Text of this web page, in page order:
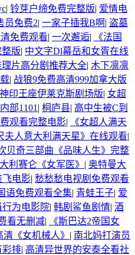
| 铃芽户缔免费完整版| 爱情电
员免费2| 一家子插我B啊 | 盗墓
免费观看| 一次邂逅|
《法国
版| 中文字Dl幕岳和女胥在线
片高分剧推荐大全| 木下凛凛
| 战狼9免费高清999加拿大版
神印王座伊莱克斯剧场版| 女超
部1101 | 桐庐县| 高中生被C到
观看完整电影|
《女超人满天
夫人意大利满天星》在线观看|
贝奇三部曲《品味人生》完整
利赛仑《女军医》 | 奥特曼大
飞电影| 愁愁愁电视剧免费观看
语免费观看全集| 青蛙王子| 爱
行为电影院| 韩剧鲨鱼剧情| 酒
看无删减|
《斯巴达2帝国女
清《女机械人》 | 南北妈打演员
彩排| 高清异世界的安泰全看社